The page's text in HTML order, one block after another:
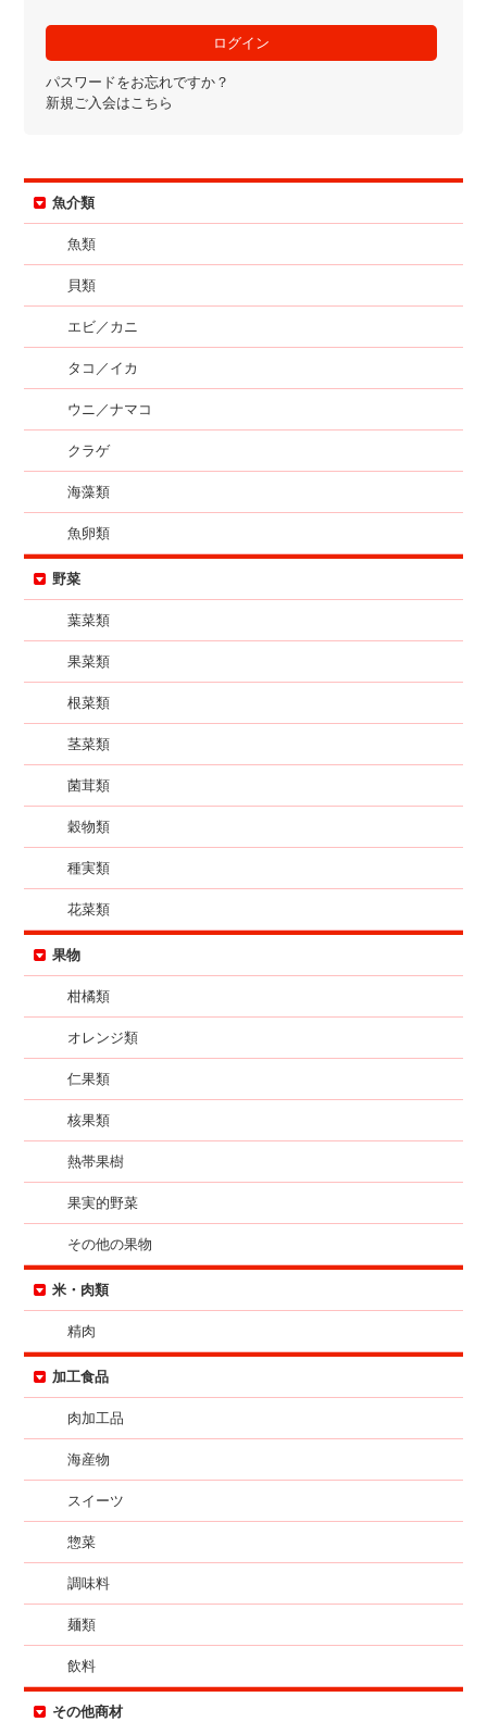
パスワードをお忘れですか？
新規ご入会はこちら
魚介類
魚類
貝類
エビ／カニ
タコ／イカ
ウニ／ナマコ
クラゲ
海藻類
魚卵類
野菜
葉菜類
果菜類
根菜類
茎菜類
菌茸類
穀物類
種実類
花菜類
果物
柑橘類
オレンジ類
仁果類
核果類
熱帯果樹
果実的野菜
その他の果物
米・肉類
精肉
加工食品
肉加工品
海産物
スイーツ
惣菜
調味料
麺類
飲料
その他商材